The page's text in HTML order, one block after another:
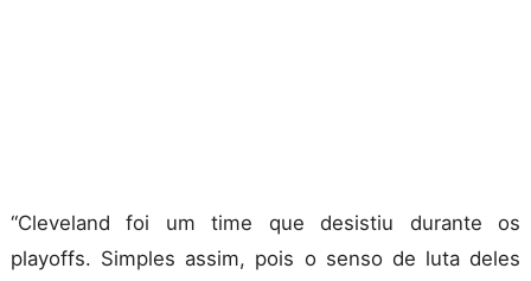
“Cleveland foi um time que desistiu durante os
playoffs. Simples assim, pois o senso de luta deles